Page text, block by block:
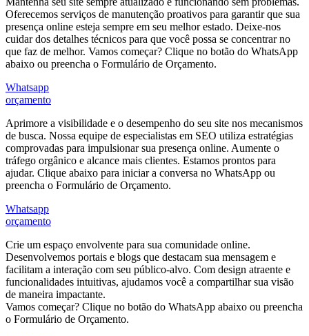
Oferecemos serviços de manutenção proativos para garantir que sua
presença online esteja sempre em seu melhor estado. Deixe-nos
cuidar dos detalhes técnicos para que você possa se concentrar no
que faz de melhor. Vamos começar? Clique no botão do WhatsApp
abaixo ou preencha o Formulário de Orçamento.
Whatsapp
orçamento
Aprimore a visibilidade e o desempenho do seu site nos mecanismos
de busca. Nossa equipe de especialistas em SEO utiliza estratégias
comprovadas para impulsionar sua presença online. Aumente o
tráfego orgânico e alcance mais clientes. Estamos prontos para
ajudar. Clique abaixo para iniciar a conversa no WhatsApp ou
preencha o Formulário de Orçamento.
Whatsapp
orçamento
Crie um espaço envolvente para sua comunidade online.
Desenvolvemos portais e blogs que destacam sua mensagem e
facilitam a interação com seu público-alvo. Com design atraente e
funcionalidades intuitivas, ajudamos você a compartilhar sua visão
de maneira impactante.
Vamos começar? Clique no botão do WhatsApp abaixo ou preencha
o Formulário de Orçamento.